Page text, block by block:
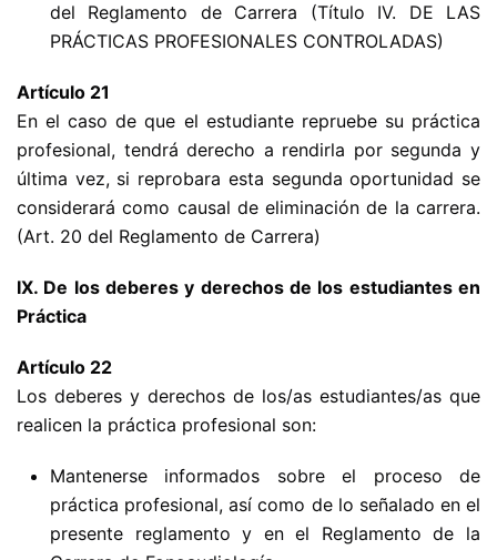
del Reglamento de Carrera (Título IV. DE LAS
PRÁCTICAS PROFESIONALES CONTROLADAS)
Artículo 21
En el caso de que el estudiante repruebe su práctica
profesional, tendrá derecho a rendirla por segunda y
última vez, si reprobara esta segunda oportunidad se
considerará como causal de eliminación de la carrera.
(Art. 20 del Reglamento de Carrera)
IX. De los deberes y derechos de los estudiantes en
Práctica
Artículo 22
Los deberes y derechos de los/as estudiantes/as que
realicen la práctica profesional son:
Mantenerse informados sobre el proceso de
práctica profesional, así como de lo señalado en el
presente reglamento y en el Reglamento de la